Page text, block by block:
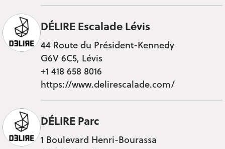
DÉLIRE Escalade Lévis
44 Route du Président-Kennedy
G6V 6C5, Lévis
+1 418 658 8016
https://www.delirescalade.com/
DÉLIRE Parc
1 Boulevard Henri-Bourassa